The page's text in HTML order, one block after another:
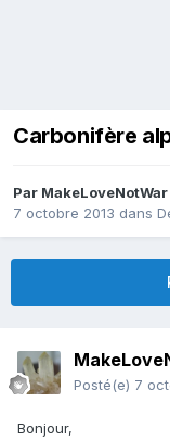
Carbonifère
Par MakeLoveNotWar
7 octobre 2013 dans
Posté(e) 7
Bonjour,